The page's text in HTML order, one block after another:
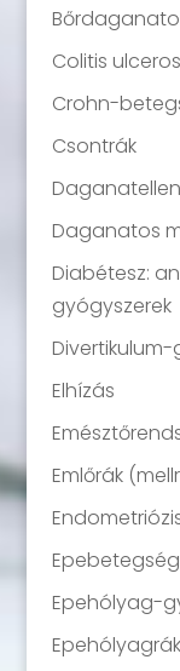
Colitis
Crohn-
Csontrák
Daganatos
Diabétesz:
gyógyszerek
Elhízás
Emlőrák
Epehólyag-
Epehólyagrák